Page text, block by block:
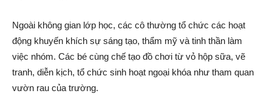
Ngoài không gian lớp học, các cô thường tổ chức các hoạt
động khuyến khích sự sáng tạo, thẩm mỹ và tinh thần làm
việc nhóm. Các bé cùng chế tạo đồ chơi từ vỏ hộp sữa, vẽ
tranh, diễn kịch, tổ chức sinh hoạt ngoại khóa như tham quan
vườn rau của trường.